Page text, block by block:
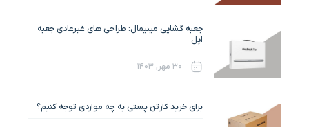
جعبه گشایی مینیمال: طراحی های غیرعادی جعبه
اپل
۳۰ مهر, ۱۴۰۳
برای خرید کارتن پستی به چه مواردی توجه کنیم؟